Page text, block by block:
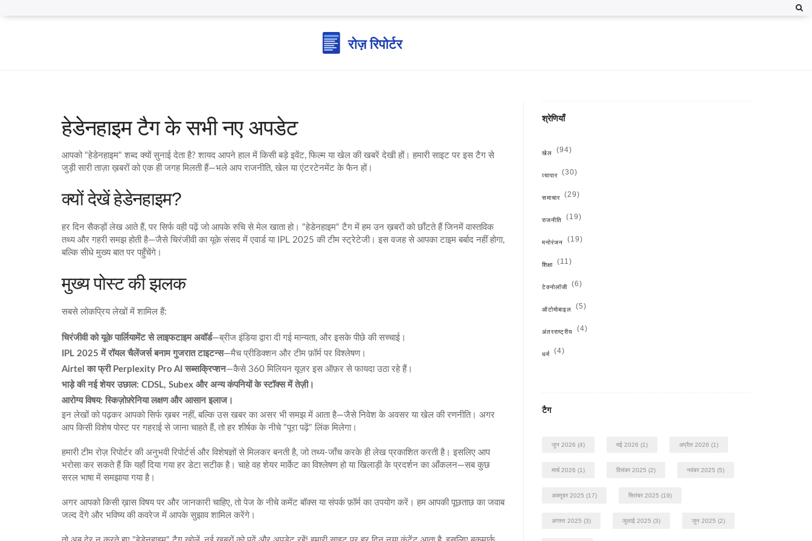
हेडेनहाइम टैग के सभी नए अपडेट
आपको "हेडेनहाइम" शब्द क्यों सुनाई देता है? शायद आपने हाल में किसी बड़े इवेंट, फिल्म या खेल की खबरें देखी हों। हमारी साइट पर इस टैग से
जुड़ी सारी ताज़ा ख़बरों को एक ही जगह मिलती हैं—भले आप राजनीति, खेल या एंटरटेनमेंट के फैन हों।
क्यों देखें हेडेनहाइम?
हर दिन सैकड़ों लेख आते हैं, पर सिर्फ वही पढ़ें जो आपके रुचि से मेल खाता हो। "हेडेनहाइम" टैग में हम उन ख़बरों को छाँटते हैं जिनमें वास्तविक
तथ्य और गहरी समझ होती है—जैसे चिरंजीवी का यूके संसद में एवार्ड या IPL 2025 की टीम स्ट्रेटेजी। इस वजह से आपका टाइम बर्बाद नहीं होगा,
बल्कि सीधे मुख्य बात पर पहुँचेंगे।
मुख्य पोस्ट की झलक
सबसे लोकप्रिय लेखों में शामिल हैं:
चिरंजीवी को यूके पार्लियामेंट से लाइफटाइम अवॉर्ड—ब्रीज इंडिया द्वारा दी गई मान्यता, और इसके पीछे की सच्चाई।
IPL 2025 में रॉयल चैलेंजर्स बनाम गुजरात टाइटन्स—मैच प्रीडिक्शन और टीम फ़ॉर्म पर विश्लेषण।
Airtel का फ्री Perplexity Pro AI सब्सक्रिप्शन—कैसे 360 मिलियन यूज़र इस ऑफ़र से फायदा उठा रहे हैं।
भाड़े की नई शेयर उछाल: CDSL, Subex और अन्य कंपनियों के स्टॉक्स में तेज़ी।
आरोग्य विषय: स्किज़ोफ़्रेनिया लक्षण और आसान इलाज।
इन लेखों को पढ़कर आपको सिर्फ ख़बर नहीं, बल्कि उस खबर का असर भी समझ में आता है—जैसे निवेश के अवसर या खेल की रणनीति। अगर
आप किसी विशेष पोस्ट पर गहराई से जाना चाहते हैं, तो हर शीर्षक के नीचे "पूरा पढ़ें" लिंक मिलेगा।
हमारी टीम रोज़ रिपोर्टर की अनुभवी रिपोर्टर्स और विशेषज्ञों से मिलकर बनती है, जो तथ्य‑जाँच करके ही लेख प्रकाशित करती है। इसलिए आप
भरोसा कर सकते हैं कि यहाँ दिया गया हर डेटा सटीक है। चाहे वह शेयर मार्केट का विश्लेषण हो या खिलाड़ी के प्रदर्शन का आँकलन—सब कुछ
सरल भाषा में समझाया गया है।
अगर आपको किसी ख़ास विषय पर और जानकारी चाहिए, तो पेज के नीचे कमेंट बॉक्स या संपर्क फ़ॉर्म का उपयोग करें। हम आपकी पूछताछ का जवाब
जल्द देंगे और भविष्य की कवरेज में आपके सुझाव शामिल करेंगे।
श्रेणियाँ
खेल (94)
व्यापार (30)
समाचार (29)
राजनीति (19)
मनोरंजन (19)
शिक्षा (11)
टेक्नोलॉजी (6)
ऑटोमोबाइल (5)
अंतरराष्ट्रीय (4)
धर्म (4)
टैग
जून 2026 (4) मई 2026 (1) अप्रैल 2026 (1)
मार्च 2026 (1) दिसंबर 2025 (2) नवंबर 2025 (5)
अक्तूबर 2025 (17) सितंबर 2025 (19)
अगस्त 2025 (3) जुलाई 2025 (3) जून 2025 (2)